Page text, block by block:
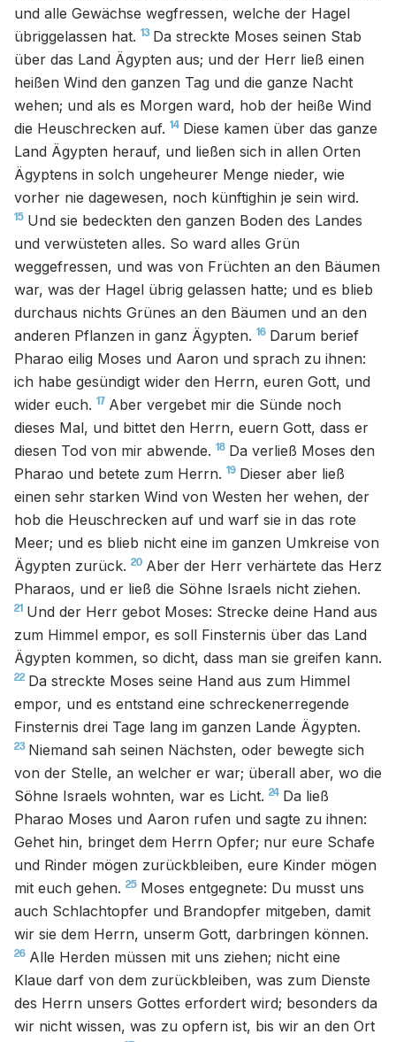
und alle Gewächse wegfressen, welche der Hagel
übriggelassen hat. 13 Da streckte Moses seinen Stab
über das Land Ägypten aus; und der Herr ließ einen
heißen Wind den ganzen Tag und die ganze Nacht
wehen; und als es Morgen ward, hob der heiße Wind
die Heuschrecken auf. 14 Diese kamen über das ganze
Land Ägypten herauf, und ließen sich in allen Orten
Ägyptens in solch ungeheurer Menge nieder, wie
vorher nie dagewesen, noch künftighin je sein wird.
15 Und sie bedeckten den ganzen Boden des Landes
und verwüsteten alles. So ward alles Grün
weggefressen, und was von Früchten an den Bäumen
war, was der Hagel übrig gelassen hatte; und es blieb
durchaus nichts Grünes an den Bäumen und an den
anderen Pflanzen in ganz Ägypten. 16 Darum berief
Pharao eilig Moses und Aaron und sprach zu ihnen:
ich habe gesündigt wider den Herrn, euren Gott, und
wider euch. 17 Aber vergebet mir die Sünde noch
dieses Mal, und bittet den Herrn, euern Gott, dass er
diesen Tod von mir abwende. 18 Da verließ Moses den
Pharao und betete zum Herrn. 19 Dieser aber ließ
einen sehr starken Wind von Westen her wehen, der
hob die Heuschrecken auf und warf sie in das rote
Meer; und es blieb nicht eine im ganzen Umkreise von
Ägypten zurück. 20 Aber der Herr verhärtete das Herz
Pharaos, und er ließ die Söhne Israels nicht ziehen.
21 Und der Herr gebot Moses: Strecke deine Hand aus
zum Himmel empor, es soll Finsternis über das Land
Ägypten kommen, so dicht, dass man sie greifen kann.
22 Da streckte Moses seine Hand aus zum Himmel
empor, und es entstand eine schreckenerregende
Finsternis drei Tage lang im ganzen Lande Ägypten.
23 Niemand sah seinen Nächsten, oder bewegte sich
von der Stelle, an welcher er war; überall aber, wo die
Söhne Israels wohnten, war es Licht. 24 Da ließ
Pharao Moses und Aaron rufen und sagte zu ihnen:
Gehet hin, bringet dem Herrn Opfer; nur eure Schafe
und Rinder mögen zurückbleiben, eure Kinder mögen
mit euch gehen. 25 Moses entgegnete: Du musst uns
auch Schlachtopfer und Brandopfer mitgeben, damit
wir sie dem Herrn, unserm Gott, darbringen können.
26 Alle Herden müssen mit uns ziehen; nicht eine
Klaue darf von dem zurückbleiben, was zum Dienste
des Herrn unsers Gottes erfordert wird; besonders da
wir nicht wissen, was zu opfern ist, bis wir an den Ort